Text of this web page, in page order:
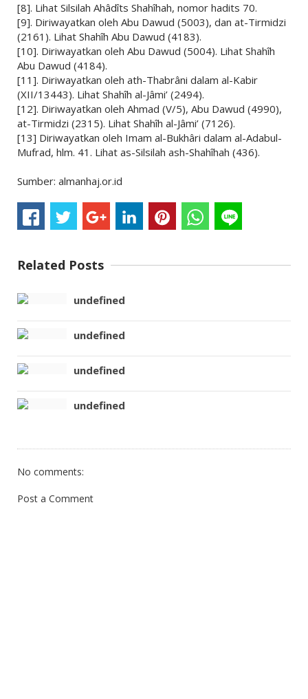
[8]. Lihat Silsilah Ahâdîts Shahîhah, nomor hadits 70.
[9]. Diriwayatkan oleh Abu Dawud (5003), dan at-Tirmidzi
(2161). Lihat Shahîh Abu Dawud (4183).
[10]. Diriwayatkan oleh Abu Dawud (5004). Lihat Shahîh
Abu Dawud (4184).
[11]. Diriwayatkan oleh ath-Thabrâni dalam al-Kabir
(XII/13443). Lihat Shahîh al-Jâmi’ (2494).
[12]. Diriwayatkan oleh Ahmad (V/5), Abu Dawud (4990),
at-Tirmidzi (2315). Lihat Shahîh al-Jâmi’ (7126).
[13] Diriwayatkan oleh Imam al-Bukhâri dalam al-Adabul-
Mufrad, hlm. 41. Lihat as-Silsilah ash-Shahîhah (436).
Sumber: almanhaj.or.id
Related Posts
undefined
undefined
undefined
undefined
No comments:
Post a Comment